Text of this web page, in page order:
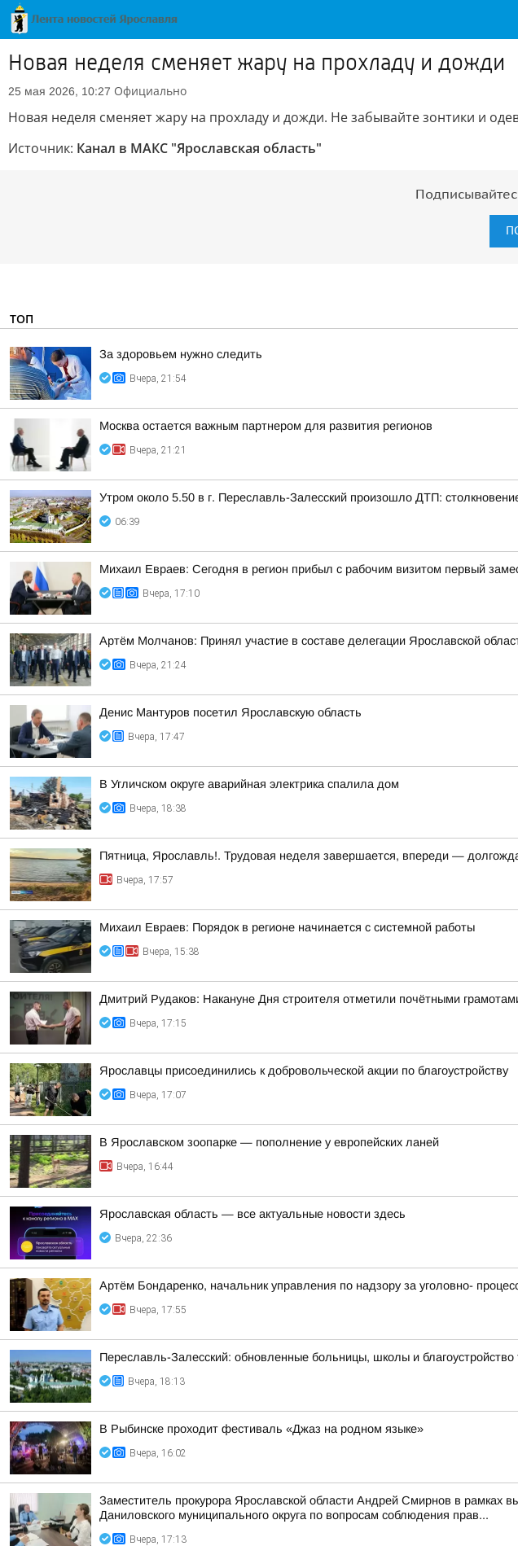
Новая неделя сменяет жару на прохладу и дожди
25 мая 2026, 10:27 Официально
Новая неделя сменяет жару на прохладу и дожди. Не забывайте зонтики и
Источник: Канал в МАКС "Ярославская область"
ТОП
За здоровьем нужно следить
Вчера, 21:54
Москва остается важным партнером для развития регионов
Вчера, 21:21
Утром около 5.50 в г. Переславль-Залесский произошло ДТП:
06:39
Михаил Евраев: Сегодня в регион прибыл с рабочим визитом первый
Вчера, 17:10
Артём Молчанов: Принял участие в составе делегации Ярославской
Вчера, 21:24
Денис Мантуров посетил Ярославскую область
Вчера, 17:47
В Угличском округе аварийная электрика спалила дом
Вчера, 18:38
Пятница, Ярославль!. Трудовая неделя завершается, впереди —
Вчера, 17:57
Михаил Евраев: Порядок в регионе начинается с системной работы
Вчера, 15:38
Дмитрий Рудаков: Накануне Дня строителя отметили почётными
Вчера, 17:15
Ярославцы присоединились к добровольческой акции по благоустройству
Вчера, 17:07
В Ярославском зоопарке — пополнение у европейских ланей
Вчера, 16:44
Ярославская область — все актуальные новости здесь
Вчера, 22:36
Артём Бондаренко, начальник управления по надзору за уголовно-
Вчера, 17:55
Переславль-Залесский: обновленные больницы, школы и благоустройство
Вчера, 18:13
В Рыбинске проходит фестиваль «Джаз на родном языке»
Вчера, 16:02
Заместитель прокурора Ярославской области Андрей Смирнов в рамках
Даниловского муниципального округа по вопросам соблюдения прав...
Вчера, 17:13